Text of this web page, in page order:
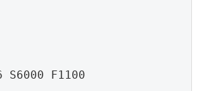
S6000 F1100